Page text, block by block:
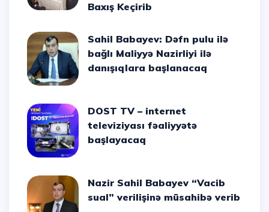
Baxış Keçirib
Sahil Babayev: Dəfn pulu ilə
bağlı Maliyyə Nazirliyi ilə
danışıqlara başlanacaq
DOST TV – internet
televiziyası fəaliyyətə
başlayacaq
Nazir Sahil Babayev “Vacib
sual” verilişinə müsahibə verib